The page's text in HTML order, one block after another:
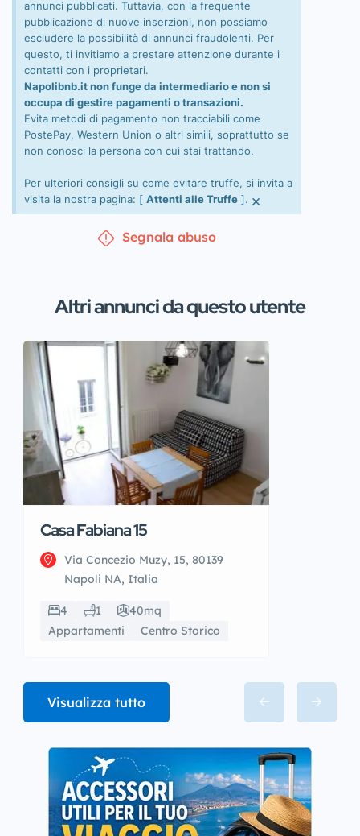
annunci pubblicati. Tuttavia, con la frequente
pubblicazione di nuove inserzioni, non possiamo
escludere la possibilità di annunci fraudolenti. Per
questo, ti invitiamo a prestare attenzione durante i
contatti con i proprietari.
Napolibnb.it non funge da intermediario e non si
occupa di gestire pagamenti o transazioni.
Evita metodi di pagamento non tracciabili come
PostePay, Western Union o altri simili, soprattutto se
non conosci la persona con cui stai trattando.
Per ulteriori consigli su come evitare truffe, si invita a
visita la nostra pagina: [ Attenti alle Truffe ]. ×
Segnala abuso
Altri annunci da questo utente
Casa Fabiana 15
Via Concezio Muzy, 15, 80139
Napoli NA, Italia
4 1
40mq
Appartamenti
Centro Storico
Visualizza tutto